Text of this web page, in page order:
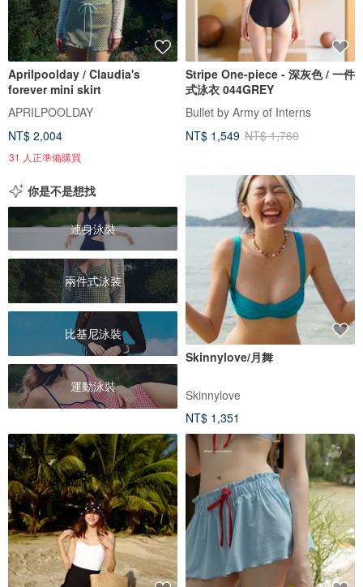
Aprilpoolday / Claudia's
forever mini skirt
APRILPOOLDAY
NT$ 2,004
31 人正準備購買
Stripe One-piece - 深灰色 / 一件
式泳衣 044GREY
Bullet by Army of Interns
NT$ 1,549 NT$ 1,760
你是不是想找
連身泳裝
兩件式泳裝
比基尼泳裝
運動泳裝
Skinnylove/月舞
Skinnylove
NT$ 1,351